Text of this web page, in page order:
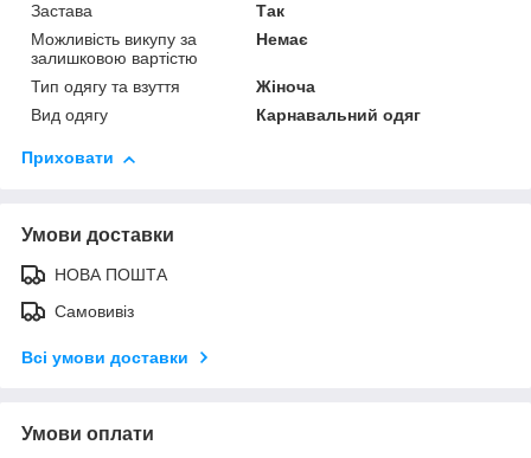
Застава
Так
Можливість викупу за
залишковою вартістю
Немає
Тип одягу та взуття
Жіноча
Вид одягу
Карнавальний одяг
Приховати
Умови доставки
НОВА ПОШТА
Самовивіз
Всі умови доставки
Умови оплати